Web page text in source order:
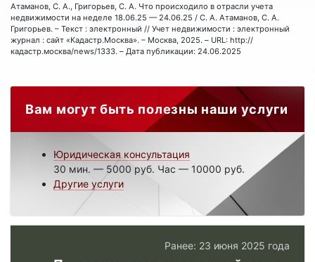
Атаманов, С. А., Григорьев, С. А. Что происходило в отрасли учета
недвижимости на неделе 18.06.25 — 24.06.25 / С. А. Атаманов, С. А.
Григорьев. – Текст : электронный // Учет недвижимости : электронный
журнал : сайт «Кадастр.Москва». – Москва, 2025. – URL: http://
кадастр.москва/news/1333. – Дата публикации: 24.06.2025
Вам могут быть полезны наши услуги
Юридическая консультация
30 мин. — 5000 руб. Час — 10000 руб.
Другие услуги
Ранее: 23 июня 2025 года